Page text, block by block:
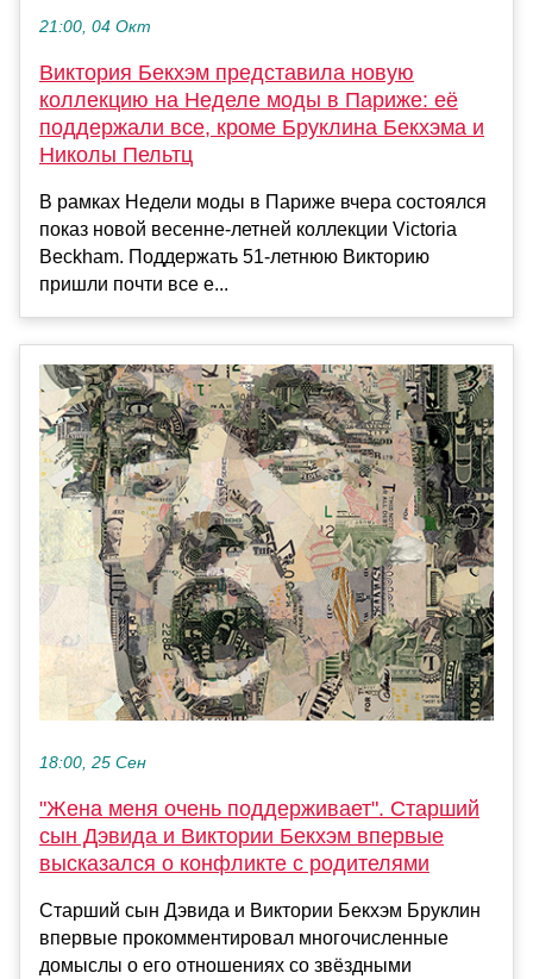
21:00, 04 Окт
Виктория Бекхэм представила новую
коллекцию на Неделе моды в Париже: её
поддержали все, кроме Бруклина Бекхэма и
Николы Пельтц
В рамках Недели моды в Париже вчера состоялся
показ новой весенне-летней коллекции Victoria
Beckham. Поддержать 51-летнюю Викторию
пришли почти все е...
18:00, 25 Сен
"Жена меня очень поддерживает". Старший
сын Дэвида и Виктории Бекхэм впервые
высказался о конфликте с родителями
Старший сын Дэвида и Виктории Бекхэм Бруклин
впервые прокомментировал многочисленные
домыслы о его отношениях со звёздными